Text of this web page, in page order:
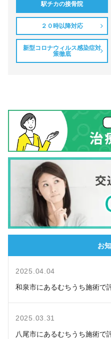
駅チカの接骨院
２０時以降対応
新型コロナウィルス感染症対
策徹底
お
2025.04.04
和泉市にあるむちうち施術で
2025.03.31
八尾市にあるむちうち施術で